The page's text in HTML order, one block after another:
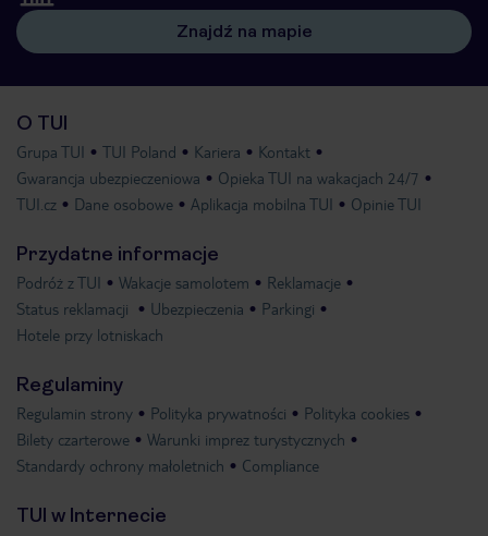
Znajdź na mapie
O TUI
Grupa TUI TUI Poland Kariera
Kontakt
Gwarancja ubezpieczeniowa
Opieka TUI na wakacjach 24/7
TUI.cz
Dane osobowe Aplikacja mobilna TUI Opinie TUI
Przydatne informacje
Podróż z TUI Wakacje samolotem
Reklamacje
Status reklamacji
Ubezpieczenia
Parkingi
Hotele przy lotniskach
Regulaminy
Regulamin strony Polityka prywatności
Polityka cookies
Bilety czarterowe
Warunki imprez turystycznych
Standardy ochrony małoletnich
Compliance
TUI w Internecie